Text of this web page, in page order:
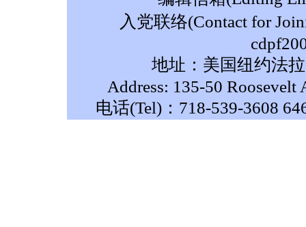
入党联络(Contact for
地址：美国纽约法
Address: 135-50
电话(Tel)：718-539-3608